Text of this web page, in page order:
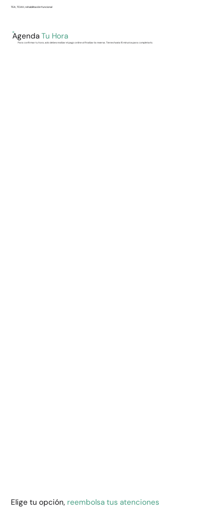
TEA, TDAH, rehabilitación funcional
Elige tu opción, reembolsa tus atenciones
Agenda Tu Hora
Para confirmar tu hora, solo debes realizar el pago online al finalizar la reserva. Tienes hasta 15 minutos para completarlo.